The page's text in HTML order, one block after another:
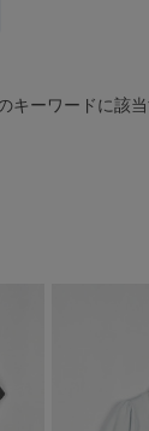
キーワードに該